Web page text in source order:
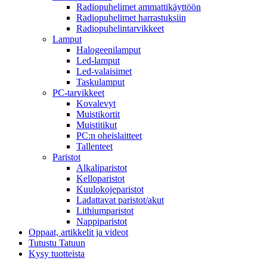
Radiopuhelimet ammattikäyttöön
Radiopuhelimet harrastuksiin
Radiopuhelintarvikkeet
Lamput
Halogeenilamput
Led-lamput
Led-valaisimet
Taskulamput
PC-tarvikkeet
Kovalevyt
Muistikortit
Muistitikut
PC:n oheislaitteet
Tallenteet
Paristot
Alkaliparistot
Kelloparistot
Kuulokojeparistot
Ladattavat paristot/akut
Lithiumparistot
Nappiparistot
Oppaat, artikkelit ja videot
Tutustu Tatuun
Kysy tuotteista